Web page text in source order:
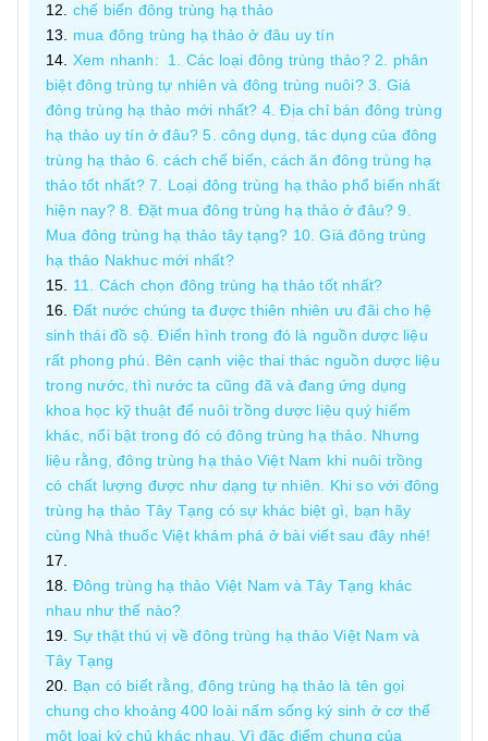
chế biến đông trùng hạ thảo
mua đông trùng hạ thảo ở đâu uy tín
Xem nhanh: 1. Các loại đông trùng thảo? 2. phân
biệt đông trùng tự nhiên và đông trùng nuôi? 3. Giá
đông trùng hạ thảo mới nhất? 4. Địa chỉ bán đông trùng
hạ thảo uy tín ở đâu? 5. công dụng, tác dụng của đông
trùng hạ thảo 6. cách chế biến, cách ăn đông trùng hạ
thảo tốt nhất? 7. Loại đông trùng hạ thảo phổ biến nhất
hiện nay? 8. Đặt mua đông trùng hạ thảo ở đâu? 9.
Mua đông trùng hạ thảo tây tạng? 10. Giá đông trùng
hạ thảo Nakhuc mới nhất?
11. Cách chọn đông trùng hạ thảo tốt nhất?
Đất nước chúng ta được thiên nhiên ưu đãi cho hệ
sinh thái đồ sộ. Điển hình trong đó là nguồn dược liệu
rất phong phú. Bên cạnh việc thai thác nguồn dược liệu
trong nước, thì nước ta cũng đã và đang ứng dụng
khoa học kỹ thuật để nuôi trồng dược liệu quý hiếm
khác, nổi bật trong đó có đông trùng hạ thảo. Nhưng
liệu rằng, đông trùng hạ thảo Việt Nam khi nuôi trồng
có chất lượng được như dạng tự nhiên. Khi so với đông
trùng hạ thảo Tây Tạng có sự khác biệt gì, bạn hãy
cùng Nhà thuốc Việt khám phá ở bài viết sau đây nhé!
Đông trùng hạ thảo Việt Nam và Tây Tạng khác
nhau như thế nào?
Sự thật thú vị về đông trùng hạ thảo Việt Nam và
Tây Tạng
Bạn có biết rằng, đông trùng hạ thảo là tên gọi
chung cho khoảng 400 loài nấm sống ký sinh ở cơ thể
một loại ký chủ khác nhau. Vì đặc điểm chung của